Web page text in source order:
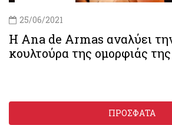
25/06/2021
Η Ana de Armas αναλύει
κουλτούρα της ομορφιάς της
ΠΡΟΣΦΑΤΑ